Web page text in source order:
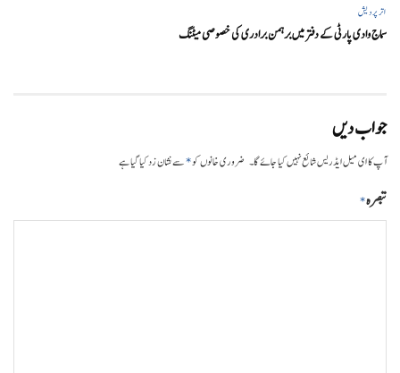
اتر پردیش
سماج وادی پارٹی کے دفتر میں برہمن برادری کی خصوصی میٹنگ
جواب دیں
آپ کا ای میل ایڈریس شائع نہیں کیا جائے گا۔ ضروری خانوں کو*سے نشان زد کیا گیا ہے
تبصرہ*